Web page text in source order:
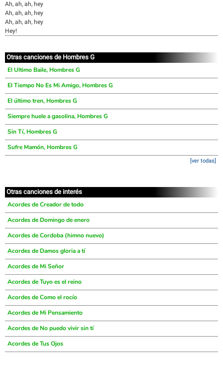
Ah, ah, ah, hey
Ah, ah, ah, hey
Ah, ah, ah, hey
Hey!
Otras canciones de Hombres G
El Ultimo Baile, Hombres G
El Tiempo No Es Mi Amigo, Hombres G
El último tren, Hombres G
Siempre huele a gasolina, Hombres G
Sin Tí, Hombres G
Sufre Mamón, Hombres G
[ver todas]
Otras canciones de interés
Acordes de Creador de todo
Acordes de Domingo de enero
Acordes de Cordoba (himno nuevo)
Acordes de Damos gloria a tí
Acordes de Mi Señor
Acordes de Tuyo es el reino
Acordes de Como el rocío
Acordes de Mi Pensamiento
Acordes de No puedo vivir sin tí
Acordes de Tus Ojos